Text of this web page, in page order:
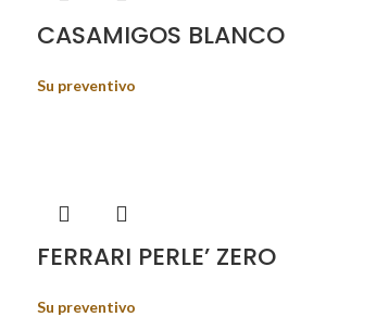
CASAMIGOS BLANCO
Su preventivo
FERRARI PERLE’ ZERO
Su preventivo